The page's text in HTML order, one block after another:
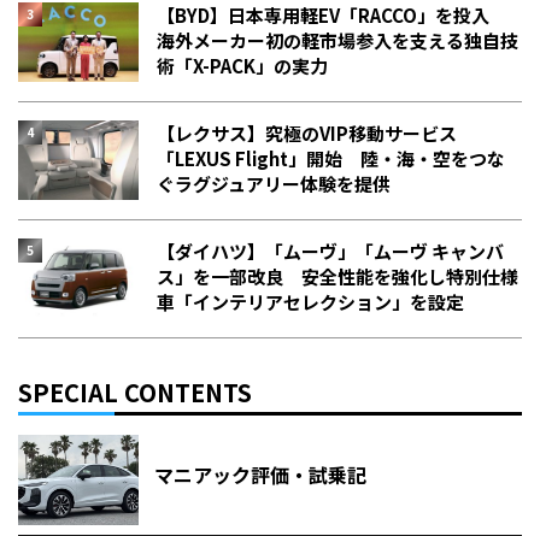
【BYD】日本専用軽EV「RACCO」を投入
海外メーカー初の軽市場参入を支える独自技
術「X-PACK」の実力
【レクサス】究極のVIP移動サービス
「LEXUS Flight」開始 陸・海・空をつな
ぐラグジュアリー体験を提供
【ダイハツ】「ムーヴ」「ムーヴ キャンバ
ス」を一部改良 安全性能を強化し特別仕様
車「インテリアセレクション」を設定
SPECIAL CONTENTS
マニアック評価・試乗記